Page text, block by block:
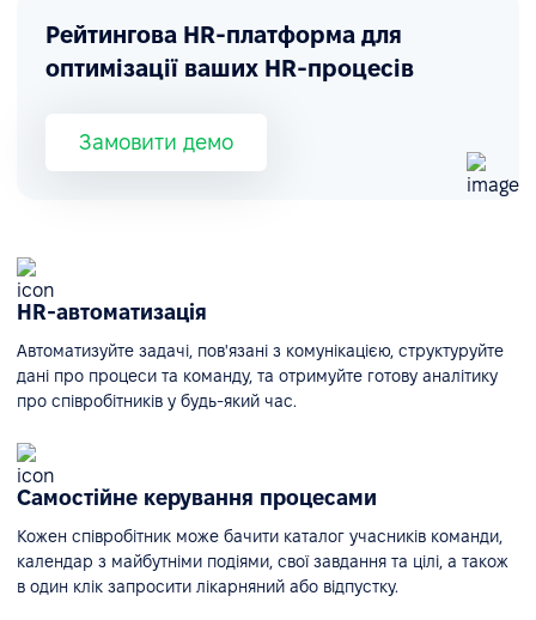
Рейтингова HR-платформа для
оптимізації ваших HR-процесів
Замовити демо
HR-автоматизація
Автоматизуйте задачі, пов'язані з комунікацією, структуруйте
дані про процеси та команду, та отримуйте готову аналітику
про співробітників у будь-який час.
Самостійне керування процесами
Кожен співробітник може бачити каталог учасників команди,
календар з майбутніми подіями, свої завдання та цілі, а також
в один клік запросити лікарняний або відпустку.